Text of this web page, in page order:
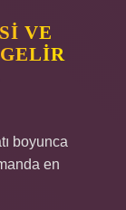
VE
boyunca
en